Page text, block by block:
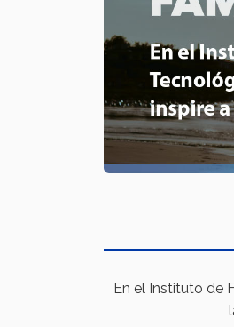
En el Instituto de